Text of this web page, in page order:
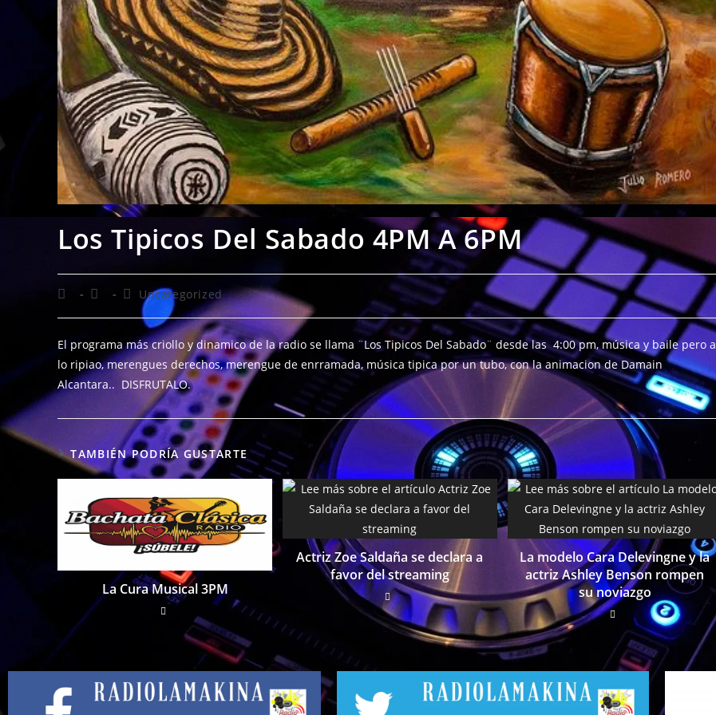
Los Tipicos Del Sabado 4PM A 6PM
Uncategorized
El programa más criollo y dinamico de la radio se llama ¨Los Tipicos Del Sabado¨ desde las 4:00 pm, música y baile pero a
lo ripiao, merengues derechos, merengue de enrramada, música tipica por un tubo, con la animacion de Damain
Alcantara.. DISFRUTALO.
TAMBIÉN PODRÍA GUSTARTE
La Cura Musical 3PM
Actriz Zoe Saldaña se declara a
favor del streaming
La modelo Cara Delevingne y la
actriz Ashley Benson rompen
su noviazgo